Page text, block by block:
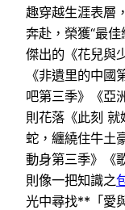
趣穿越生涯表層
奔赴，榮獲“最
傑出的《花兒與
《非遺里的中國
吧第三季》《亞
則花落《此刻
蛇，纏繞住牛土
動身第三季》《
則像一把知識之
光中尋找**「愛